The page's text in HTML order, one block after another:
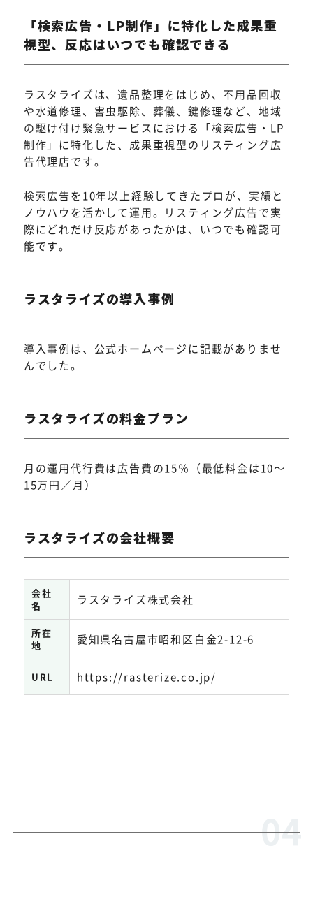
「検索広告・LP制作」に特化した成果重
視型、反応はいつでも確認できる
ラスタライズは、遺品整理をはじめ、不用品回収
や水道修理、害虫駆除、葬儀、鍵修理など、地域
の駆け付け緊急サービスにおける「検索広告・LP
制作」に特化した、成果重視型のリスティング広
告代理店です。
検索広告を10年以上経験してきたプロが、実績と
ノウハウを活かして運用。リスティング広告で実
際にどれだけ反応があったかは、いつでも確認可
能です。
ラスタライズの導入事例
導入事例は、公式ホームページに記載がありませ
んでした。
ラスタライズの料金プラン
月の運用代行費は広告費の15％（最低料金は10～
15万円／月）
ラスタライズの会社概要
会社
名
ラスタライズ株式会社
所在
地
愛知県名古屋市昭和区白金2-12-6
URL https://rasterize.co.jp/